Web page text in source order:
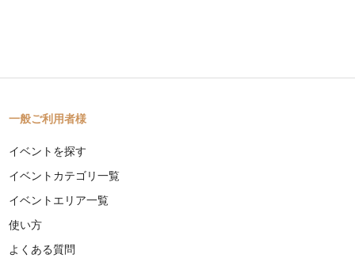
一般ご利用者様
イベントを探す
イベントカテゴリ一覧
イベントエリア一覧
使い方
よくある質問